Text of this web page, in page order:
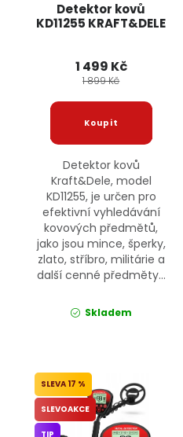
Detektor kovů
KD11255 KRAFT&DELE
1 499 Kč
1 899 Kč
Detektor kovů
Kraft&Dele, model
KD11255, je určen pro
efektivní vyhledávání
kovových předmětů,
jako jsou mince, šperky,
zlato, stříbro, militárie a
další cenné předměty...
Skladem
17 %
SLEVOAKCE
TIP